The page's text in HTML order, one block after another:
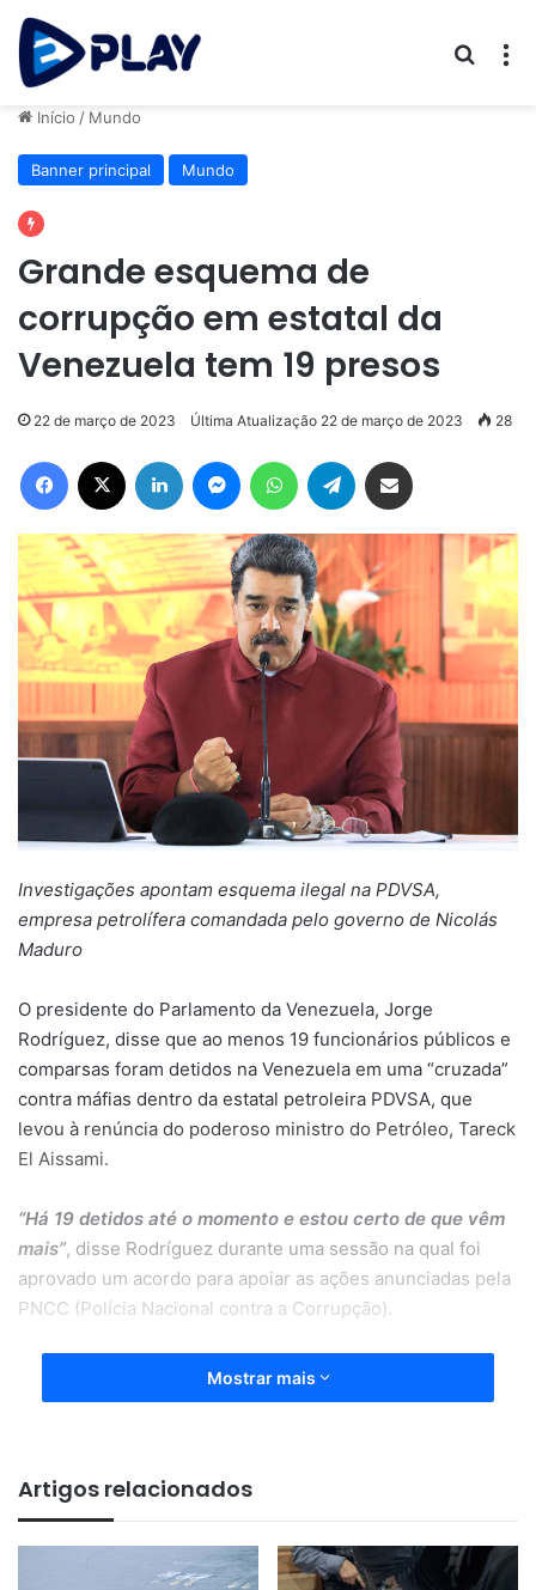
Início / Mundo
Banner principal Mundo
Grande esquema de
corrupção em estatal da
Venezuela tem 19 presos
22 de março de 2023 Última Atualização 22 de março de 2023 28
Facebook Linkedin MessengerWhatsAppTelegram
Investigações apontam esquema ilegal na PDVSA,
empresa petrolífera comandada pelo governo de Nicolás
Maduro
O presidente do Parlamento da Venezuela, Jorge
Rodríguez, disse que ao menos 19 funcionários públicos e
comparsas foram detidos na Venezuela em uma “cruzada”
contra máfias dentro da estatal petroleira PDVSA, que
levou à renúncia do poderoso ministro do Petróleo, Tareck
El Aissami.
“Há 19 detidos até o momento e estou certo de que vêm
mais”, disse Rodríguez durante uma sessão na qual foi
aprovado um acordo para apoiar as ações anunciadas pela
PNCC (Polícia Nacional contra a Corrupção).
A corporação, que atua em sigilo, solicitou ao Ministério
Público o“encaminhamento judicial” de funcionários que
Entre os detidos está o deputado Hugbel Roa, que teve
imunidade parlamentar suspensa por “unanimidade” nesta
terça-feira, após ter sido preso acusado por atos de
Mostrar mais
Artigos relacionados